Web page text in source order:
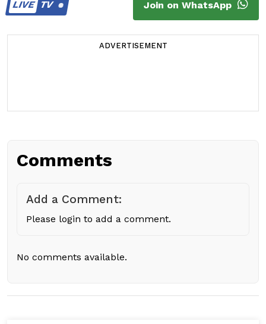
LIVETV Join on WhatsApp
ADVERTISEMENT
Comments
Add a Comment:
Please login to add a comment.
No comments available.